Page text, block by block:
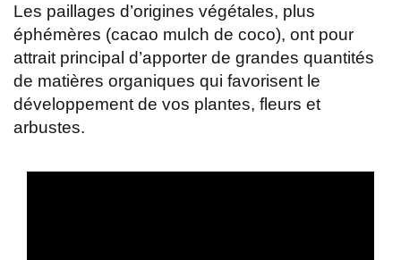
Les paillages d’origines végétales, plus
éphémères (cacao mulch de coco), ont pour
attrait principal d’apporter de grandes quantités
de matières organiques qui favorisent le
développement de vos plantes, fleurs et
arbustes.